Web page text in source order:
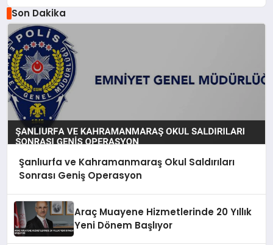
Son Dakika
Şanlıurfa ve Kahramanmaraş Okul Saldırıları
Sonrası Geniş Operasyon
Araç Muayene Hizmetlerinde 20 Yıllık
Yeni Dönem Başlıyor